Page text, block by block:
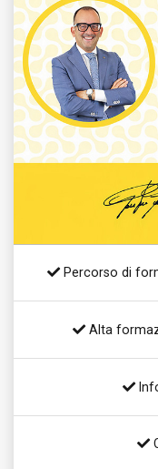
Percorso di
Alta